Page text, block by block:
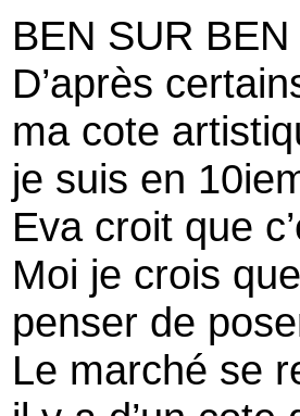
BEN SUR BEN
D’après
ma cote
je suis en
Eva croit que
Moi je crois
penser de
Le marché se